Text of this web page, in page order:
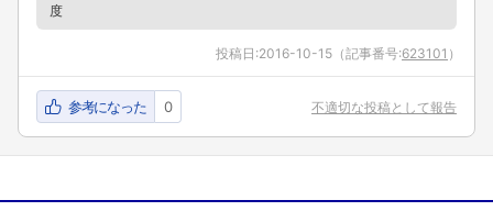
度
投稿日:2016-10-15 （記事番号:623101 ）
参考になった 0 不適切な投稿として報告